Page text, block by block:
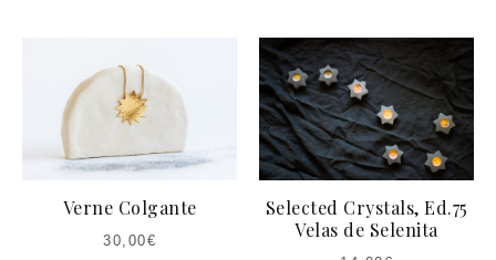
Verne Colgante
30,00€
Selected Crystals, Ed.75
Velas de Selenita